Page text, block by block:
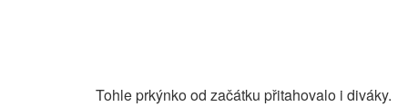
Tohle prkýnko od začátku přitahovalo i diváky.